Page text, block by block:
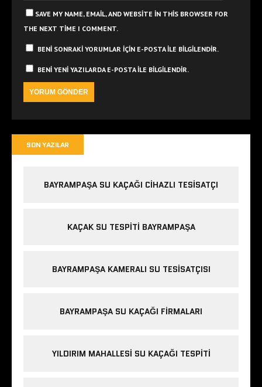
SAVE MY NAME, EMAIL, AND WEBSITE IN THIS BROWSER FOR
THE NEXT TIME I COMMENT.
BENI SONRAKI YORUMLAR IÇIN E-POSTA ILE BILGILENDIR.
BENI YENI YAZILARDA E-POSTA ILE BILGILENDIR.
SON YAZILAR
BAYRAMPAŞA SU KAÇAĞI CIHAZLI TESISATÇI
KAÇAK SU TESPITI BAYRAMPAŞA
BAYRAMPAŞA KAMERALI SU TESISATÇISI
BAYRAMPAŞA SU KAÇAĞI FIRMALARI
YILDIRIM MAHALLESI SU KAÇAĞI TESPITI